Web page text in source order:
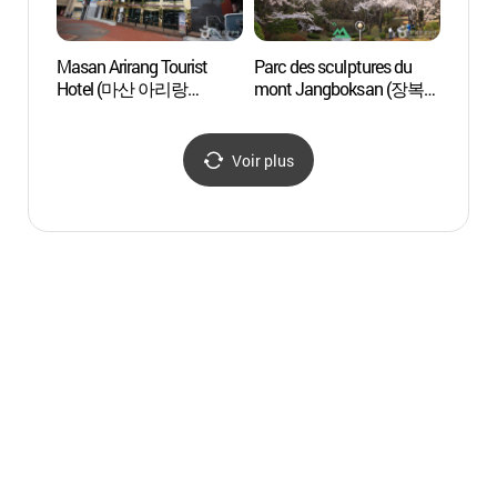
Masan Arirang Tourist
Hotel (마산 아리랑
Parc des sculptures du
mont Jangboksan (장복산
Voir plus